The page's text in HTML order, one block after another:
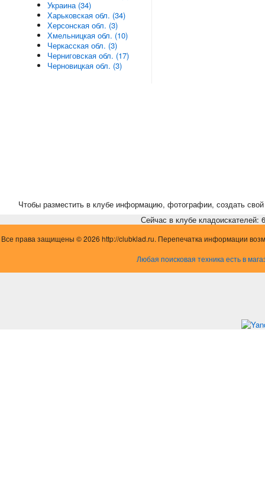
Украина (34)
Харьковская обл. (34)
Херсонская обл. (3)
Хмельницкая обл. (10)
Черкасская обл. (3)
Черниговская обл. (17)
Черновицкая обл. (3)
Чтобы разместить в клубе информацию, фотографии, создать свой
Сейчас в клубе кладоискателей:
Все права защищены © 2026 http://clubklad.ru. Перепечатка информации
Любая поисковая техника есть в